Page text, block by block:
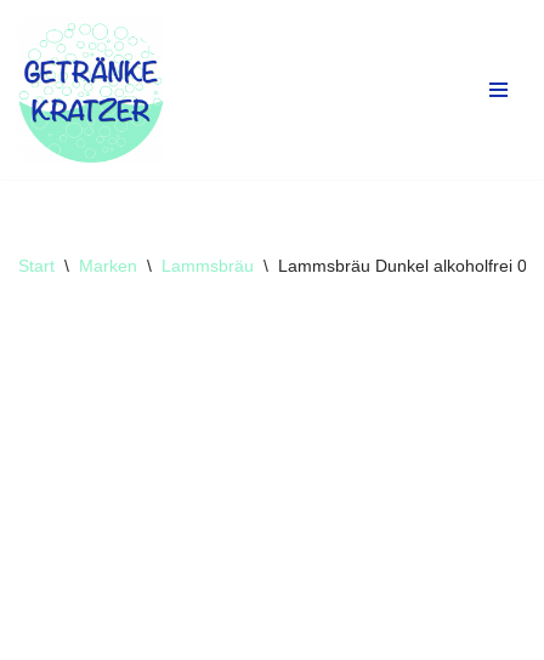
Zum
Inhalt
springen
Start \ Marken \ Lammsbräu \ Lammsbräu Dunkel alkoholfrei